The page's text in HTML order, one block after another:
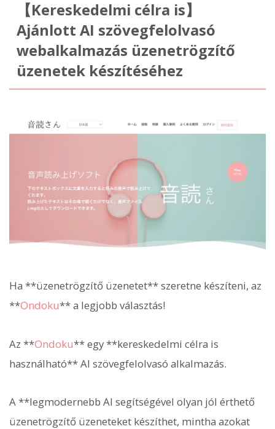
【Kereskedelmi célra is】
Ajánlott AI szövegfelolvasó
webalkalmazás üzenetrögzítő
üzenetek készítéséhez
Ha **üzenetrögzítő üzenetet** szeretne készíteni, az
**Ondoku** a legjobb választás!
Az **Ondoku** egy **kereskedelmi célra is
használható** AI szövegfelolvasó alkalmazás.
A **legmodernebb AI segítségével olyan jól érthető
üzenetrögzítő üzeneteket készíthet, mintha azokat